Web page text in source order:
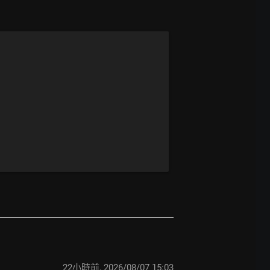
22小時前, 2026/08/07 15:03